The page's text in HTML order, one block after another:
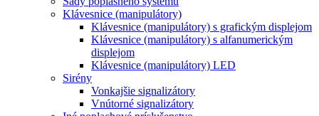
Klávesnice (manipulátory)
Klávesnice (manipulátory) s grafickým displejom
Klávesnice (manipulátory) s alfanumerickým
displejom
Klávesnice (manipulátory) LED
Sirény
Vonkajšie signalizátory
Vnútorné signalizátory